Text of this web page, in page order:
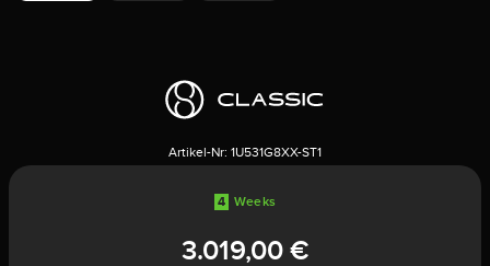
Artikel-Nr: 1U531G8XX-ST1
4 Weeks
3.019,00 €